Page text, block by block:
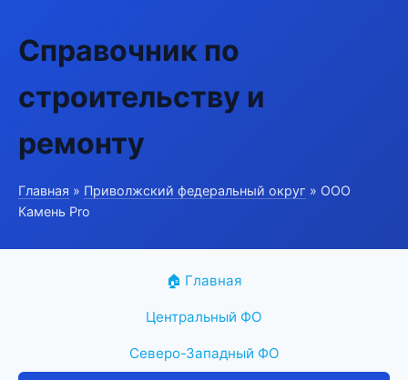
Справочник по
строительству и
ремонту
Главная » Приволжский федеральный округ » ООО
Камень Pro
🏠 Главная
Центральный ФО
Северо-Западный ФО